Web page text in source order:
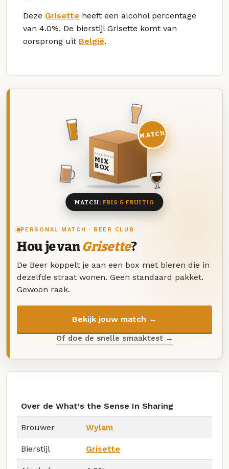
Deze Grisette heeft een alcohol percentage
van 4.0%. De bierstijl Grisette komt van
oorsprong uit België.
PERSONAL MATCH · BEER CLUB
Hou je vanGrisette?
De Beer koppelt je aan een box met bieren die in
dezelfde straat wonen. Geen standaard pakket.
Gewoon raak.
Bekijk jouw match →
Of doe de snelle smaaktest →
DEZE MAAND
MIX
BOX
8 BIEREN
MATCH
MATCH: FRIS & FRUITIG
Over de What's the Sense In Sharing
Brouwer Wylam
Bierstijl Grisette